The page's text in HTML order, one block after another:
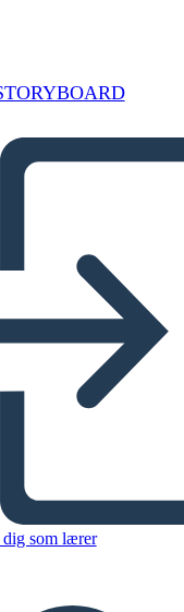
dig som lærer